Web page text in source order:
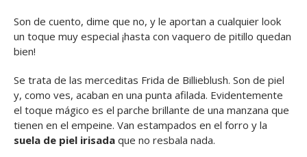
Son de cuento, dime que no, y le aportan a cualquier look
un toque muy especial ¡hasta con vaquero de pitillo quedan
bien!
Se trata de las merceditas Frida de Billieblush. Son de piel
y, como ves, acaban en una punta afilada. Evidentemente
el toque mágico es el parche brillante de una manzana que
tienen en el empeine. Van estampados en el forro y la
suela de piel irisada que no resbala nada.